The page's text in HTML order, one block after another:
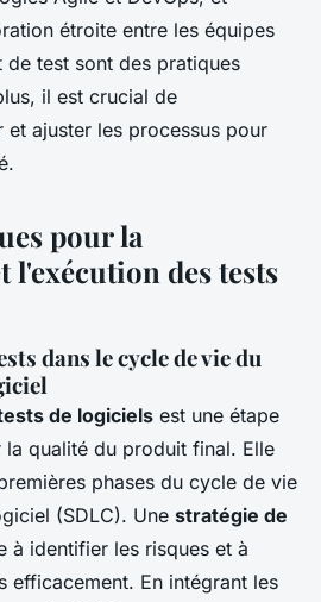
étroite entre les équipes
test sont des pratiques
il est crucial de
et ajuster les processus pour
pour la
des tests
dans le cycle de vie du
de logiciels est une étape
qualité du produit final. Elle
phases du cycle de vie
(SDLC). Une stratégie de
à identifier les risques et à
efficacement. En intégrant les